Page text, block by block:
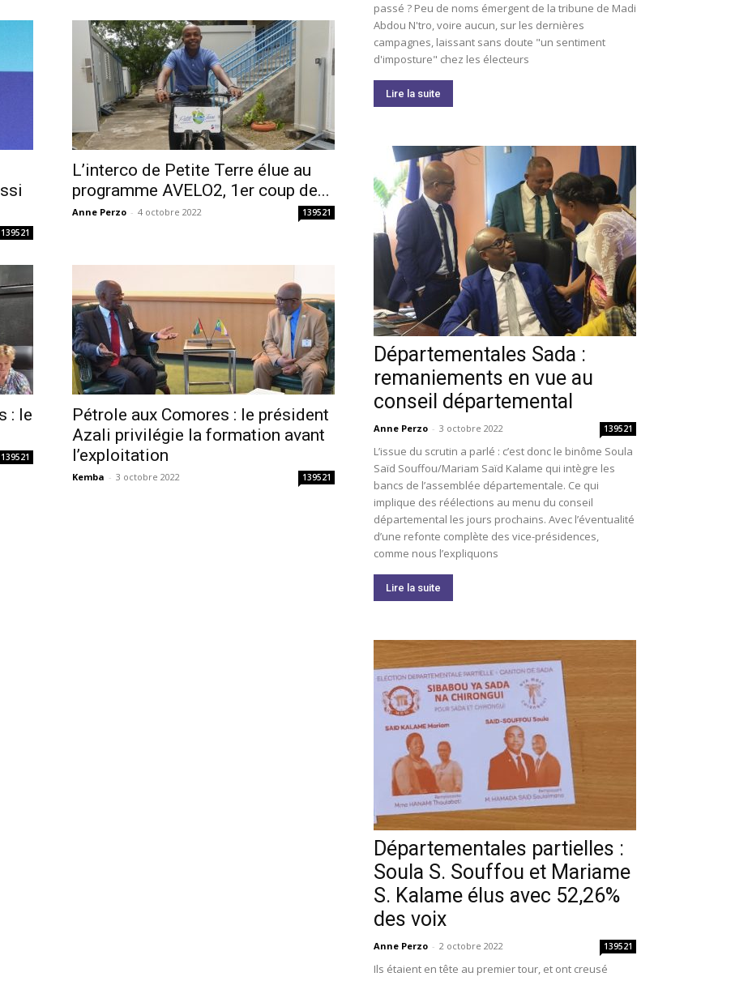
139521
L’interco de Petite Terre élue au
programme AVELO2, 1er coup de...
Anne Perzo - 4 octobre 2022 139521
: le
139521
Pétrole aux Comores : le président
Azali privilégie la formation avant
l’exploitation
Kemba - 3 octobre 2022 139521
passé ? Peu de noms émergent de la tribune de Madi
Abdou N'tro, voire aucun, sur les dernières
campagnes, laissant sans doute "un sentiment
d'imposture" chez les électeurs
Lire la suite
Départementales Sada :
remaniements en vue au
conseil départemental
Anne Perzo - 3 octobre 2022 139521
L’issue du scrutin a parlé : c’est donc le binôme Soula
Saïd Souffou/Mariam Saïd Kalame qui intègre les
bancs de l’assemblée départementale. Ce qui
implique des réélections au menu du conseil
départemental les jours prochains. Avec l’éventualité
d’une refonte complète des vice-présidences,
comme nous l’expliquons
Lire la suite
Départementales partielles :
Soula S. Souffou et Mariame
S. Kalame élus avec 52,26%
des voix
Anne Perzo - 2 octobre 2022 139521
Ils étaient en tête au premier tour, et ont creusé